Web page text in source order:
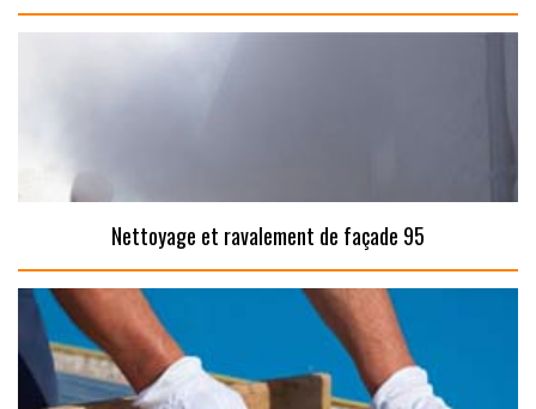
Nettoyage et ravalement de façade 95